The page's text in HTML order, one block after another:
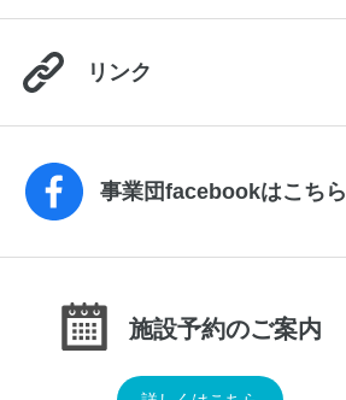
リンク
事業団facebookはこちら
施設予約のご案内